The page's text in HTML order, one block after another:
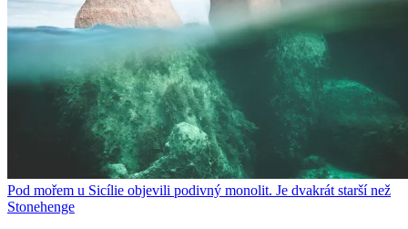
Pod mořem u Sicílie objevili podivný monolit. Je dvakrát starší než
Stonehenge